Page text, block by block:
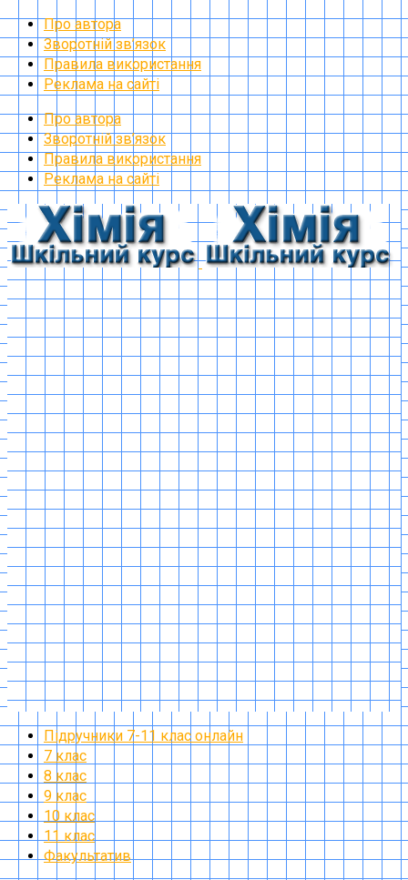
Про автора
Зворотній зв’язок
Правила використання
Реклама на сайті
Про автора
Зворотній зв’язок
Правила використання
Реклама на сайті
Підручники 7-11 клас онлайн
7 клас
8 клас
9 клас
10 клас
11 клас
Факультатив